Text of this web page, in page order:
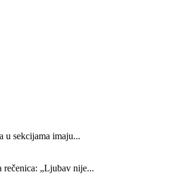
u sekcijama imaju...
rečenica: „Ljubav nije...